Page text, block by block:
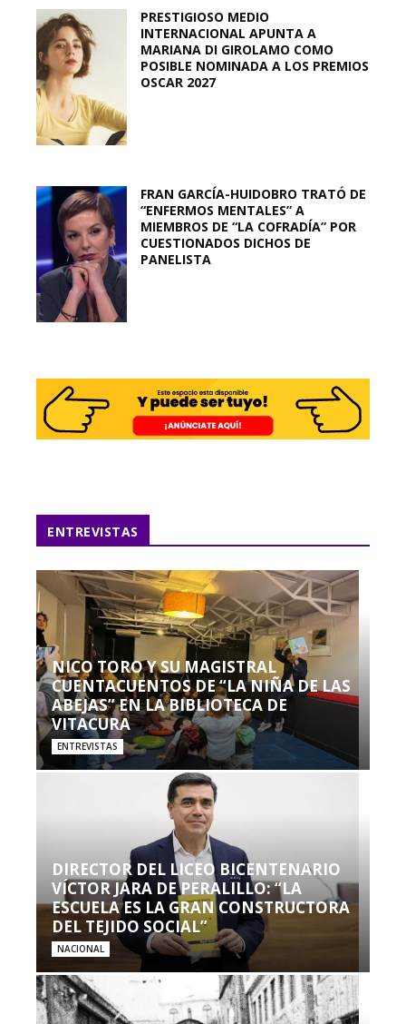
PRESTIGIOSO MEDIO
INTERNACIONAL APUNTA A
MARIANA DI GIROLAMO COMO
POSIBLE NOMINADA A LOS PREMIOS
OSCAR 2027
FRAN GARCÍA-HUIDOBRO TRATÓ DE
“ENFERMOS MENTALES” A
MIEMBROS DE “LA COFRADÍA” POR
CUESTIONADOS DICHOS DE
PANELISTA
ENTREVISTAS
NICO TORO Y SU MAGISTRAL
CUENTACUENTOS DE “LA NIÑA DE LAS
ABEJAS” EN LA BIBLIOTECA DE
VITACURA
ENTREVISTAS
DIRECTOR DEL LICEO BICENTENARIO
VÍCTOR JARA DE PERALILLO: “LA
ESCUELA ES LA GRAN CONSTRUCTORA
DEL TEJIDO SOCIAL”
NACIONAL